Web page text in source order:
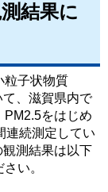
結果に
粒子状物質
て、滋賀県内で
PM2.5をはじめ
連続測定してい
観測結果は以下
い。